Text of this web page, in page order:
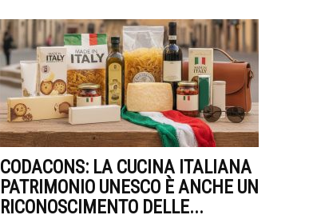
CODACONS: LA CUCINA ITALIANA
PATRIMONIO UNESCO È ANCHE UN
RICONOSCIMENTO DELLE...